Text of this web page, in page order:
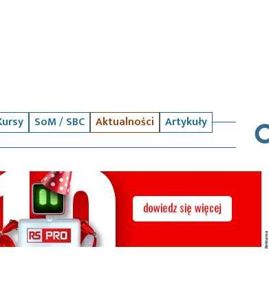
SoM / SBC Aktualności
Artykuły